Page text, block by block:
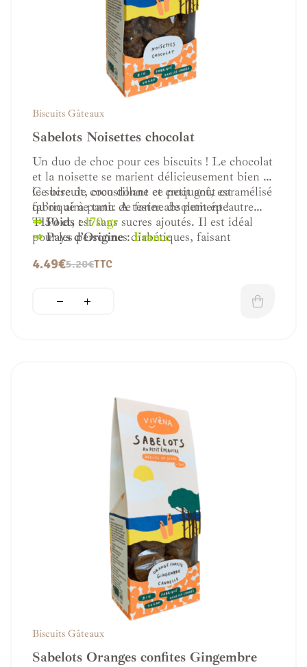
Biscuits Gâteaux
Sabelots Noisettes chocolat
Un duo de choc pour ces biscuits ! Le chocolat
et la noisette se marient délicieusement bien et
le sucre de coco donne ce petit goût caramélisé
qu’on aime tant. A tester absolument !
Ce biscuit, croustillant et croquant, est
fabriqué à partir de farine de petit épeautre
T150 et, est sans sucres ajoutés. Il est idéal
pour les personnes diabétiques, faisant
⇒Poids :170 gr
⇒Pays d’Origine:France
5.20€
4.49€ TTC
Biscuits Gâteaux
Sabelots Oranges confites Gingembre